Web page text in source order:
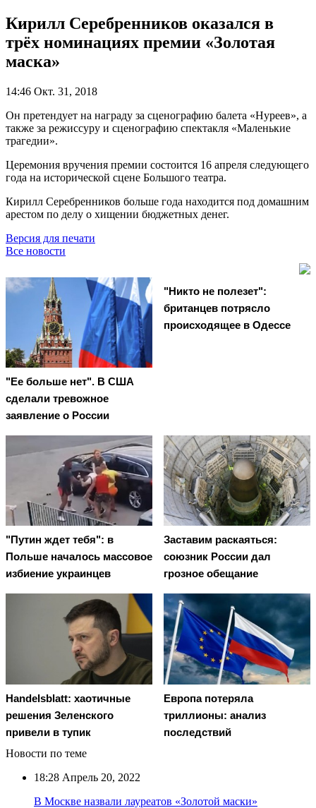
Кирилл Серебренников оказался в
трёх номинациях премии «Золотая
маска»
14:46 Окт. 31, 2018
Он претендует на награду за сценографию балета «Нуреев», а
также за режиссуру и сценографию спектакля «Маленькие
трагедии».
Церемония вручения премии состоится 16 апреля следующего
года на исторической сцене Большого театра.
Кирилл Серебренников больше года находится под домашним
арестом по делу о хищении бюджетных денег.
Версия для печати
Все новости
"Ее больше нет". В США
сделали тревожное
заявление о России
"Никто не полезет":
британцев потрясло
происходящее в Одессе
"Путин ждет тебя": в
Польше началось массовое
избиение украинцев
Заставим раскаяться:
союзник России дал
грозное обещание
Handelsblatt: хаотичные
решения Зеленского
привели в тупик
Европа потеряла
триллионы: анализ
последствий
Новости по теме
18:28 Апрель 20, 2022
В Москве назвали лауреатов «Золотой маски»